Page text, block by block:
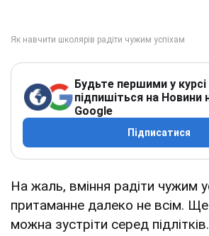
Будьте першими у
підпишіться на Новини
Google
Підписатися
На жаль, вміння радіти чужим
притаманне далеко не всім.
можна зустріти серед